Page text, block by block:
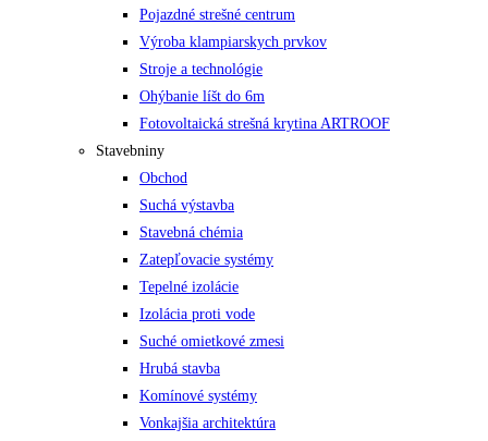
Pojazdné strešné centrum
Výroba klampiarskych prvkov
Stroje a technológie
Ohýbanie líšt do 6m
Fotovoltaická strešná krytina ARTROOF
Stavebniny
Obchod
Suchá výstavba
Stavebná chémia
Zatepľovacie systémy
Tepelné izolácie
Izolácia proti vode
Suché omietkové zmesi
Hrubá stavba
Komínové systémy
Vonkajšia architektúra